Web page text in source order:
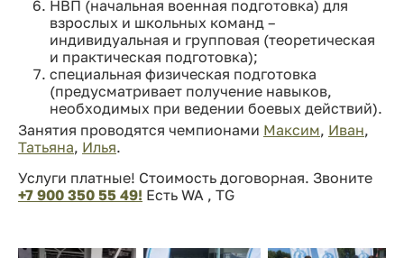
НВП (начальная военная подготовка) для
взрослых и школьных команд –
индивидуальная и групповая (теоретическая
и практическая подготовка);
специальная физическая подготовка
(предусматривает получение навыков,
необходимых при ведении боевых действий).
Занятия проводятся чемпионами Максим, Иван,
Татьяна, Илья.
Услуги платные! Стоимость договорная. Звоните
+7 900 350 55 49! Есть WA , TG